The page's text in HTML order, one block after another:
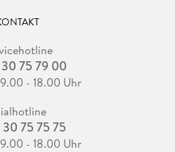
75 79 00
- 18.00 Uhr
75 75 75
- 18.00 Uhr